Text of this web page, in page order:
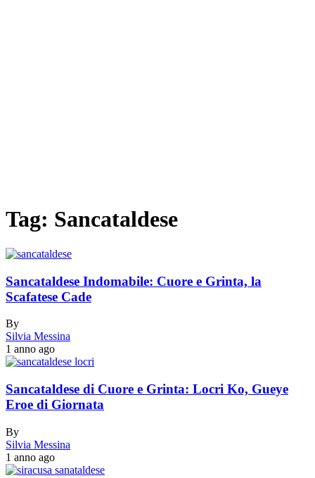
Tag: Sancataldese
Sancataldese Indomabile: Cuore e Grinta, la
Scafatese Cade
By
Silvia Messina
1 anno ago
Sancataldese di Cuore e Grinta: Locri Ko, Gueye
Eroe di Giornata
By
Silvia Messina
1 anno ago